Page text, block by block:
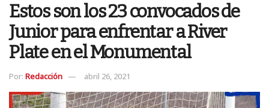
Estos son los 23 convocados de
Junior para enfrentar a River
Plate en el Monumental
Por: Redacción abril 26, 2021